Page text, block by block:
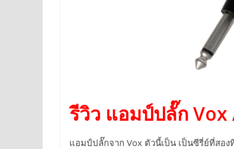
รีวิว แอมป์ปลั๊ก
แอมป์ปลั๊กจาก Vox ตัวนี้เป็น เป็นซีรี่ย์ที่สอง